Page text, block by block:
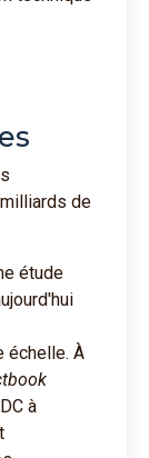
de
étude
échelle. À
à